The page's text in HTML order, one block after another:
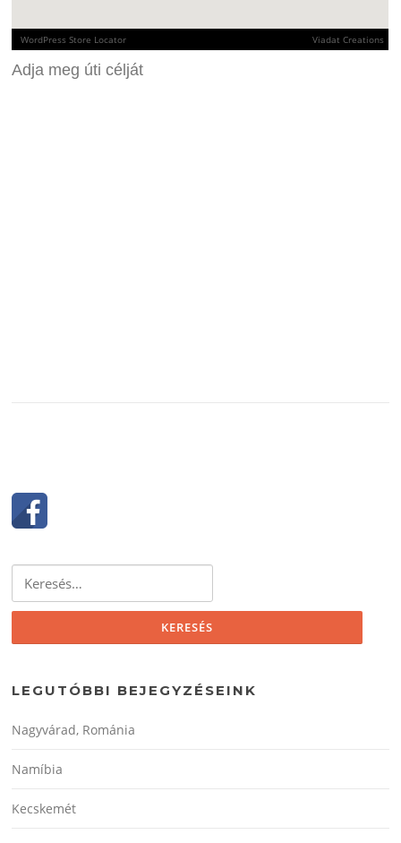
WordPress Store Locator Viadat Creations
Adja meg úti célját
LEGUTÓBBI BEJEGYZÉSEINK
Nagyvárad, Románia
Namíbia
Kecskemét